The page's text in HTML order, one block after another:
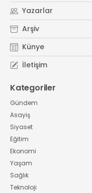
Yazarlar
Arşiv
Künye
İletişim
Kategoriler
Gündem
Asayiş
Siyaset
Eğitim
Ekonomi
Yaşam
Sağlık
Teknoloji